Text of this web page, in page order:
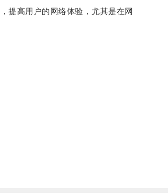
提高用户的网络体验，尤其是在网